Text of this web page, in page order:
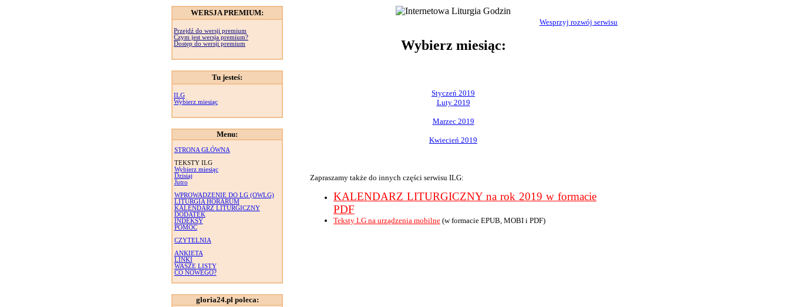
WERSJA PREMIUM:
Przejdź do wersji premium
Czym jest wersja premium?
Dostęp do wersji premium
Tu jesteś:
ILG
Wybierz miesiąc
Menu:
STRONA GŁÓWNA
TEKSTY ILG
Wybierz miesiąc
Dzisiaj
Jutro
WPROWADZENIE DO LG (OWLG)
LITURGIA HORARUM
KALENDARZ LITURGICZNY
DODATEK
INDEKSY
POMOC
CZYTELNIA
ANKIETA
LINKI
WASZE LISTY
CO NOWEGO?
gloria24.pl poleca:
Wesprzyj rozwój serwisu
Wybierz miesiąc:
Styczeń 2019
Luty 2019
Marzec 2019
Kwiecień 2019
Zapraszamy także do innych części serwisu ILG:
KALENDARZ LITURGICZNY na rok 2019 w formacie
PDF
Teksty LG na urządzenia mobilne (w formacie EPUB, MOBI i PDF)